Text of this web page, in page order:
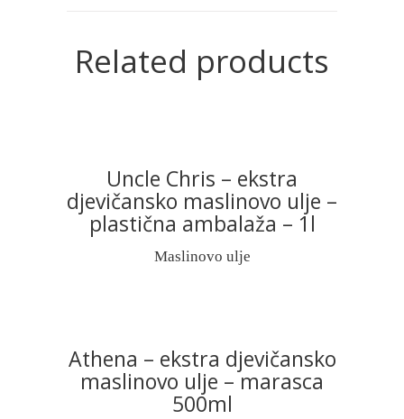
Related products
READ MORE
Uncle Chris – ekstra
djevičansko maslinovo ulje –
plastična ambalaža – 1l
Maslinovo ulje
READ MORE
Athena – ekstra djevičansko
maslinovo ulje – marasca
500ml